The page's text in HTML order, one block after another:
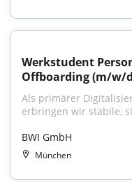
Werkstudent
Offboarding (m/w/
Als primärer
erbringen wir stabile,
BWI GmbH
München